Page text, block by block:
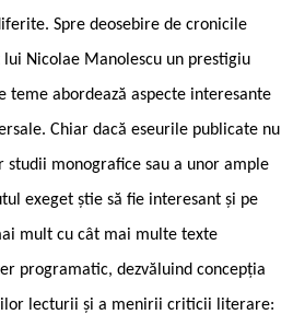
Spre deosebire de cronicile
Nicolae Manolescu un prestigiu
teme abordează aspecte interesante
Chiar dacă eseurile publicate nu
studii monografice sau a unor ample
exeget știe să fie interesant și pe
mult cu cât mai multe texte
programatic, dezvăluind concepția
lecturii și a menirii criticii literare: